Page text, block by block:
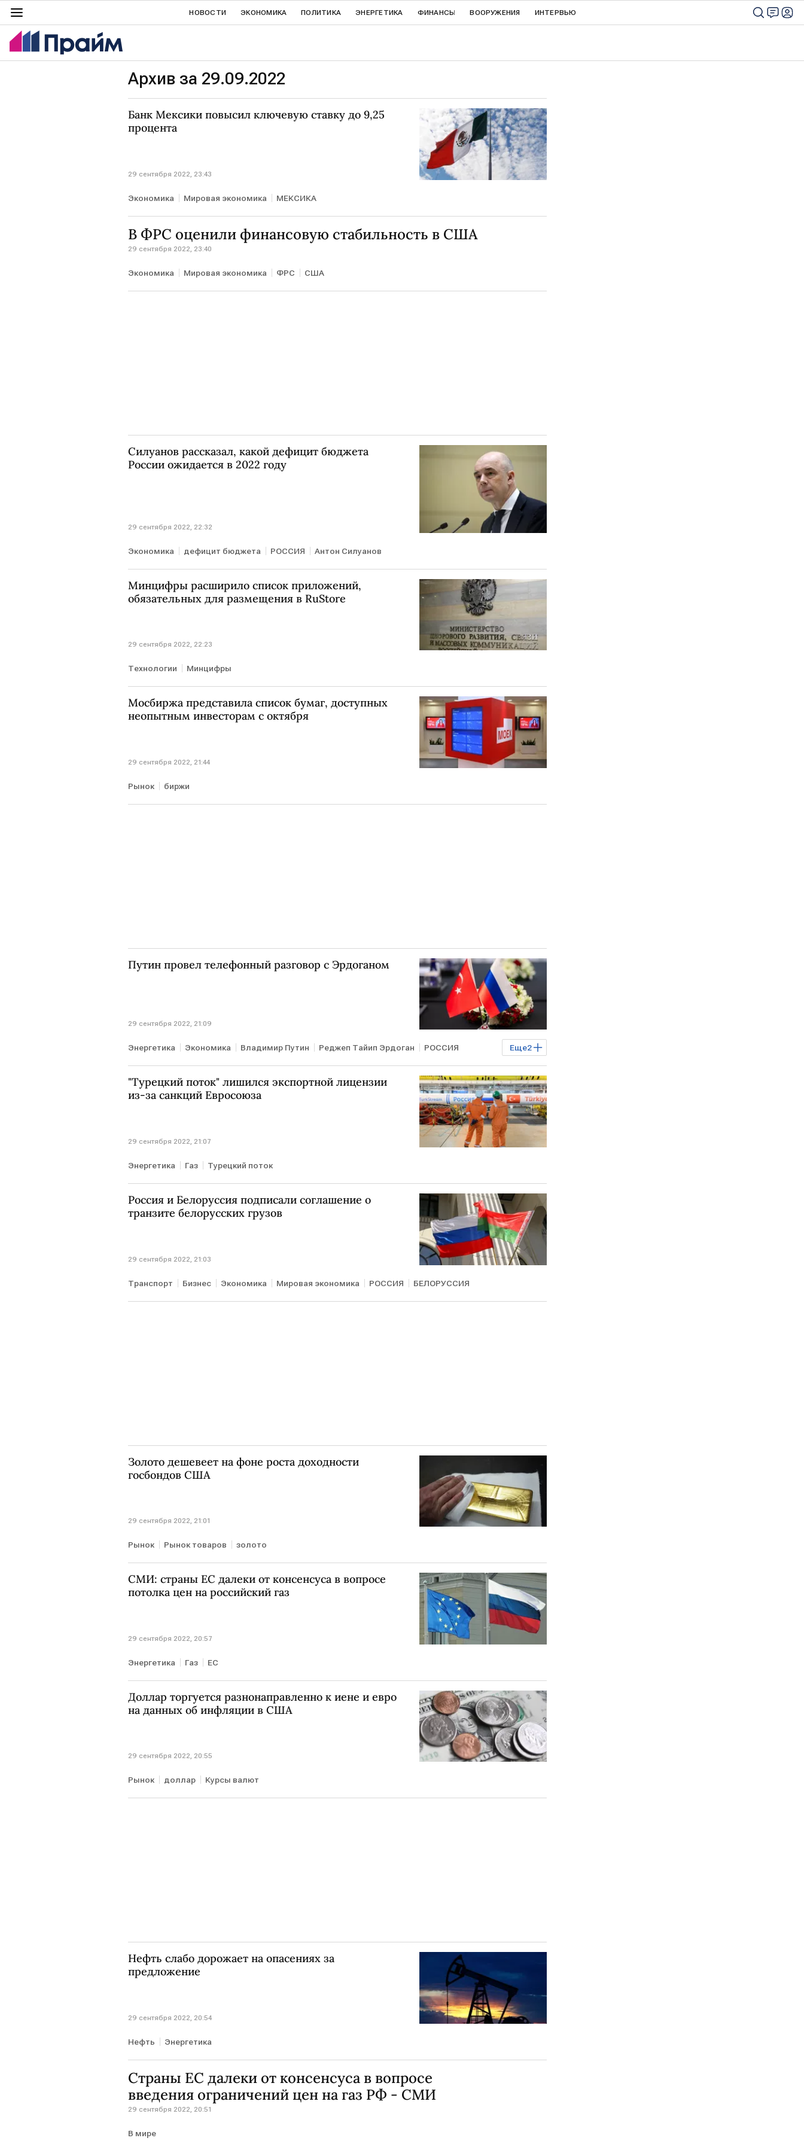
НОВОСТИ ЭКОНОМИКА ПОЛИТИКА ЭНЕРГЕТИКА ФИНАНСЫ ВООРУЖЕНИЯ ИНТЕРВЬЮ
Архив за 29.09.2022
Банк Мексики повысил ключевую ставку до 9,25
процента
29 сентября 2022, 23:43
Экономика Мировая экономика МЕКСИКА
В ФРС оценили финансовую стабильность в США
29 сентября 2022, 23:40
Экономика Мировая экономика ФРС США
Силуанов рассказал, какой дефицит бюджета
России ожидается в 2022 году
29 сентября 2022, 22:32
Экономика дефицит бюджета РОССИЯ Антон Силуанов
Минцифры расширило список приложений,
обязательных для размещения в RuStore
29 сентября 2022, 22:23
Технологии Минцифры
Мосбиржа представила список бумаг, доступных
неопытным инвесторам с октября
29 сентября 2022, 21:44
Рынок биржи
Путин провел телефонный разговор с Эрдоганом
29 сентября 2022, 21:09
Еще2
Энергетика Экономика Владимир Путин Реджеп Тайип Эрдоган РОССИЯ
ТУРЦИЯ ЧП на Северных потоках
"Турецкий поток" лишился экспортной лицензии
из-за санкций Евросоюза
29 сентября 2022, 21:07
Энергетика Газ Турецкий поток
Россия и Белоруссия подписали соглашение о
транзите белорусских грузов
29 сентября 2022, 21:03
Транспорт Бизнес Экономика Мировая экономика РОССИЯ БЕЛОРУССИЯ
Золото дешевеет на фоне роста доходности
госбондов США
29 сентября 2022, 21:01
Рынок Рынок товаров золото
СМИ: страны ЕС далеки от консенсуса в вопросе
потолка цен на российский газ
29 сентября 2022, 20:57
Энергетика Газ ЕС
Доллар торгуется разнонаправленно к иене и евро
на данных об инфляции в США
29 сентября 2022, 20:55
Рынок доллар Курсы валют
Нефть слабо дорожает на опасениях за
предложение
29 сентября 2022, 20:54
Нефть Энергетика
Страны ЕС далеки от консенсуса в вопросе
введения ограничений цен на газ РФ - СМИ
29 сентября 2022, 20:51
В мире